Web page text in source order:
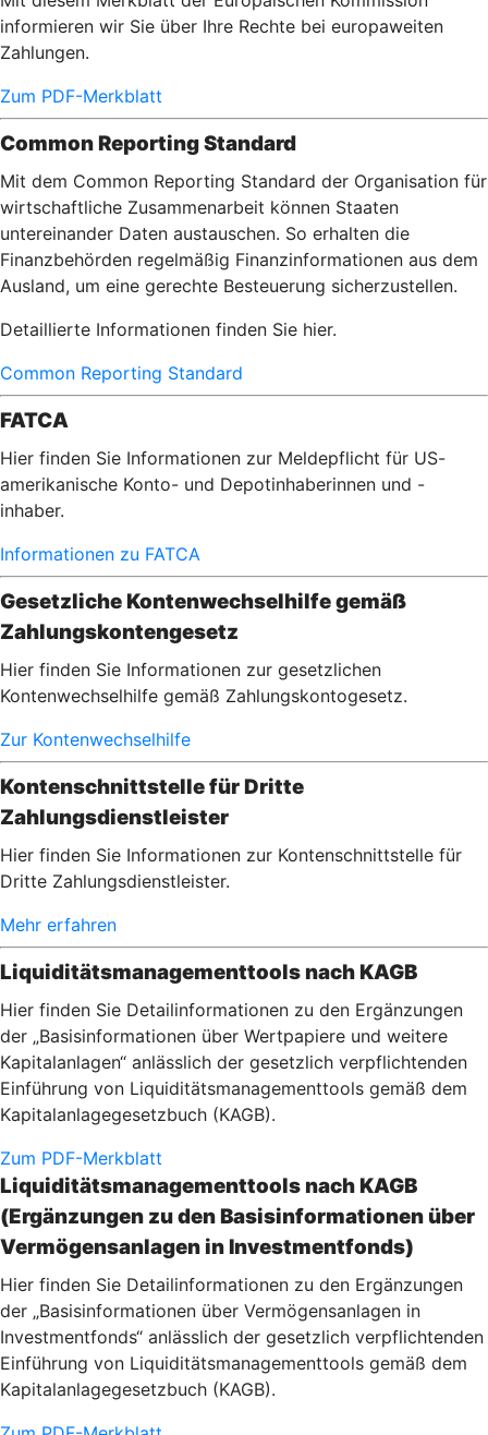
informieren wir Sie über Ihre Rechte bei europaweiten
Zahlungen.
Zum PDF-Merkblatt
Common Reporting Standard
Mit dem Common Reporting Standard der Organisation für
wirtschaftliche Zusammenarbeit können Staaten
untereinander Daten austauschen. So erhalten die
Finanzbehörden regelmäßig Finanzinformationen aus dem
Ausland, um eine gerechte Besteuerung sicherzustellen.
Detaillierte Informationen finden Sie hier.
Common Reporting Standard
FATCA
Hier finden Sie Informationen zur Meldepflicht für US-
amerikanische Konto- und Depotinhaberinnen und -
inhaber.
Informationen zu FATCA
Gesetzliche Kontenwechselhilfe gemäß
Zahlungskontengesetz
Hier finden Sie Informationen zur gesetzlichen
Kontenwechselhilfe gemäß Zahlungskontogesetz.
Zur Kontenwechselhilfe
Kontenschnittstelle für Dritte
Zahlungsdienstleister
Hier finden Sie Informationen zur Kontenschnittstelle für
Dritte Zahlungsdienstleister.
Mehr erfahren
Liquiditätsmanagementtools nach KAGB
Hier finden Sie Detailinformationen zu den Ergänzungen
der „Basisinformationen über Wertpapiere und weitere
Kapitalanlagen“ anlässlich der gesetzlich verpflichtenden
Einführung von Liquiditätsmanagementtools gemäß dem
Kapitalanlagegesetzbuch (KAGB).
Zum PDF-Merkblatt
Liquiditätsmanagementtools nach KAGB
(Ergänzungen zu den Basisinformationen über
Vermögensanlagen in Investmentfonds)
Hier finden Sie Detailinformationen zu den Ergänzungen
der „Basisinformationen über Vermögensanlagen in
Investmentfonds“ anlässlich der gesetzlich verpflichtenden
Einführung von Liquiditätsmanagementtools gemäß dem
Kapitalanlagegesetzbuch (KAGB).